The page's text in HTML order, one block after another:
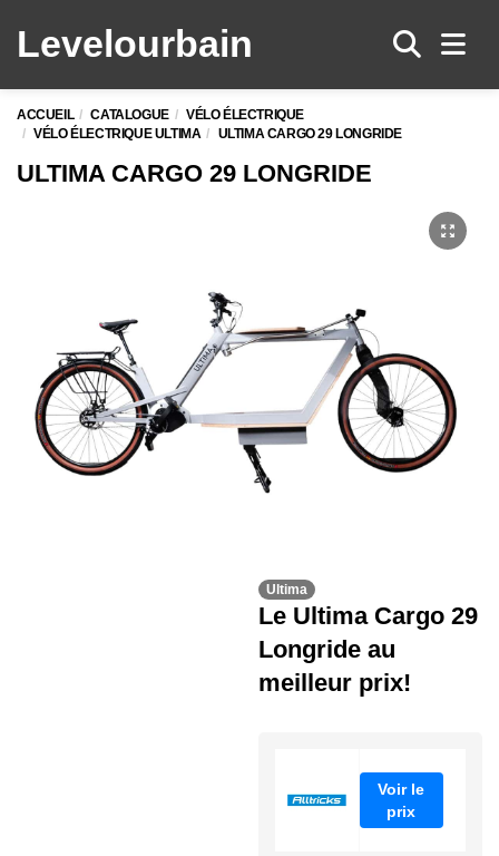
Levelourbain
ACCUEIL CATALOGUE
VÉLO ÉLECTRIQUE
VÉLO ÉLECTRIQUE ULTIMA
ULTIMA CARGO 29 LONGRIDE
ULTIMA CARGO 29 LONGRIDE
Ultima
Le Ultima Cargo 29
Longride au
meilleur prix!
Voir le
prix